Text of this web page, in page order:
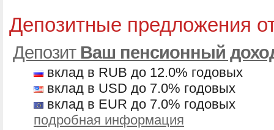
Депозитные предложения
Депозит Ваш пенсионный
вклад в RUB до 12.0% годовых
вклад в USD до 7.0% годовых
вклад в EUR до 7.0% годовых
подробная информация